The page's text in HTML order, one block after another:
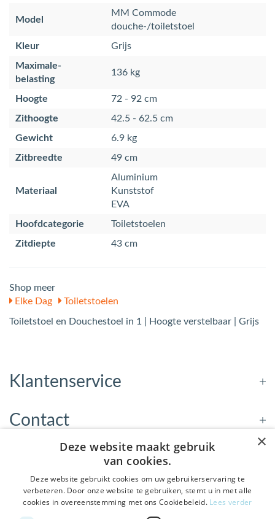
Model
MM Commode
douche-/toiletstoel
Kleur
Grijs
Maximale-
belasting
136 kg
Hoogte
72 - 92 cm
Zithoogte
42.5 - 62.5 cm
Gewicht
6.9 kg
Zitbreedte
49 cm
Materiaal
Aluminium
Kunststof
EVA
Hoofdcategorie
Toiletstoelen
Zitdiepte
43 cm
Shop meer
Elke Dag
Toiletstoelen
Toiletstoel en Douchestoel in 1 | Hoogte verstelbaar | Grijs
Klantenservice
Contact
Openingstijden
Nieuwsbrief
×
Deze website maakt gebruik
van cookies.
Deze website gebruikt cookies om uw gebruikerservaring te
verbeteren. Door onze website te gebruiken, stemt u in met alle
cookies in overeenstemming met ons Cookiebeleid. Lees verder